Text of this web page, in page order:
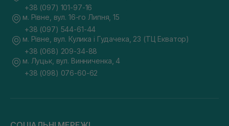
+38 (097) 101-97-16
м. Рівне, вул. 16-го Липня, 15
+38 (097) 544-61-44
м. Рівне, вул. Кулика і Гудачека, 23 (ТЦ Екватор)
+38 (068) 209-34-88
м. Луцьк, вул. Винниченка, 4
+38 (098) 076-60-62